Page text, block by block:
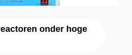
onder hoge